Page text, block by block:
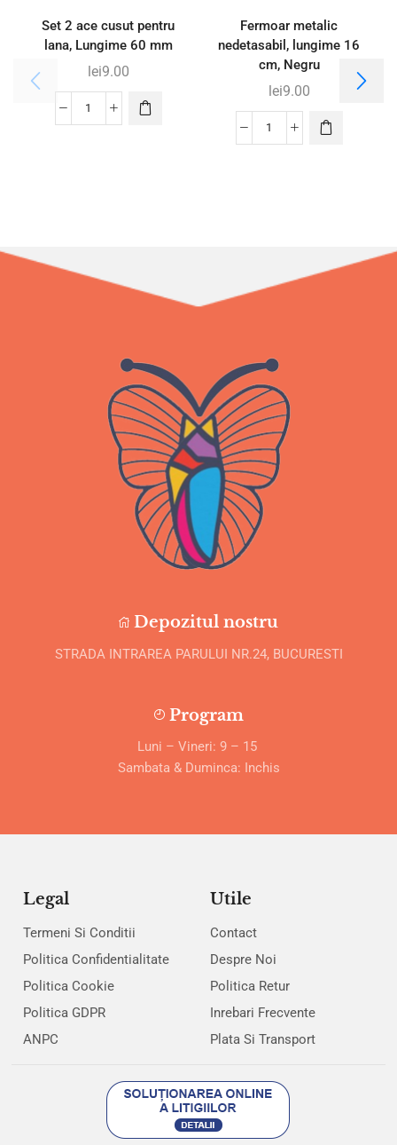
Set 2 ace cusut pentru
lana, Lungime 60 mm
lei9.00
Fermoar metalic
nedetasabil, lungime 16
cm, Negru
lei9.00
Depozitul nostru
STRADA INTRAREA PARULUI NR.24, BUCURESTI
Program
Luni – Vineri: 9 – 15
Sambata & Duminca: Inchis
Legal
Termeni Si Conditii
Politica Confidentialitate
Politica Cookie
Politica GDPR
ANPC
Utile
Contact
Despre Noi
Politica Retur
Inrebari Frecvente
Plata Si Transport